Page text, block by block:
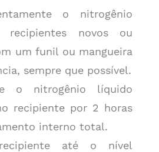
o nitrogênio
recipientes novos ou
um funil ou mangueira
sempre que possível.
o nitrogênio líquido
recipiente por 2 horas
interno total.
até o nível